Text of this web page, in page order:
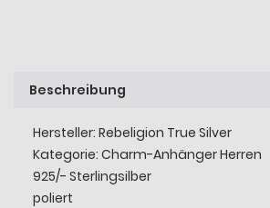
Beschreibung
Hersteller: Rebeligion True Silver
Kategorie: Charm-Anhänger Herren
925/- Sterlingsilber
poliert